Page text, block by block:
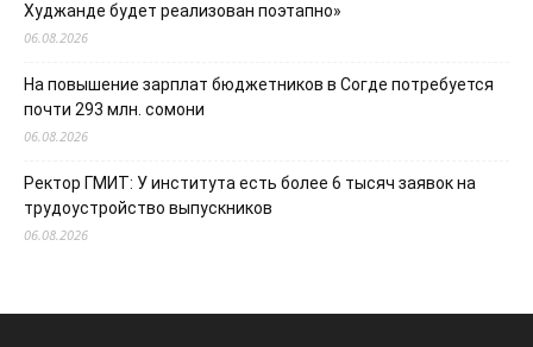
Худжанде будет реализован поэтапно»
06.08.2026
На повышение зарплат бюджетников в Согде потребуется
почти 293 млн. сомони
06.08.2026
Ректор ГМИТ: У института есть более 6 тысяч заявок на
трудоустройство выпускников
06.08.2026